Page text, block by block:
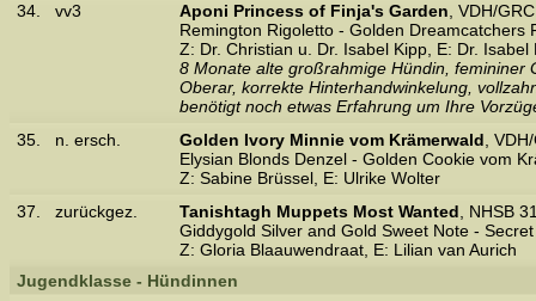
34.
vv3 Aponi Princess of Finja's Garden , VDH/
Remington Rigoletto - Golden Dreamcatchers
Z: Dr. Christian u. Dr. Isabel Kipp, E: Dr. Isabel
8 Monate alte großrahmige Hündin, femininer
Oberar, korrekte Hinterhandwinkelung,
benötigt noch etwas Erfahrung um Ihre
35.
n. ersch. Golden Ivory Minnie vom Krämerwald ,
Elysian Blonds Denzel - Golden Cookie vom
Z: Sabine Brüssel, E: Ulrike Wolter
37.
zurückgez. Tanishtagh Muppets Most Wanted , NHSB
Giddygold Silver and Gold Sweet Note -
Z: Gloria Blaauwendraat, E: Lilian van Aurich
Jugendklasse - Hündinnen